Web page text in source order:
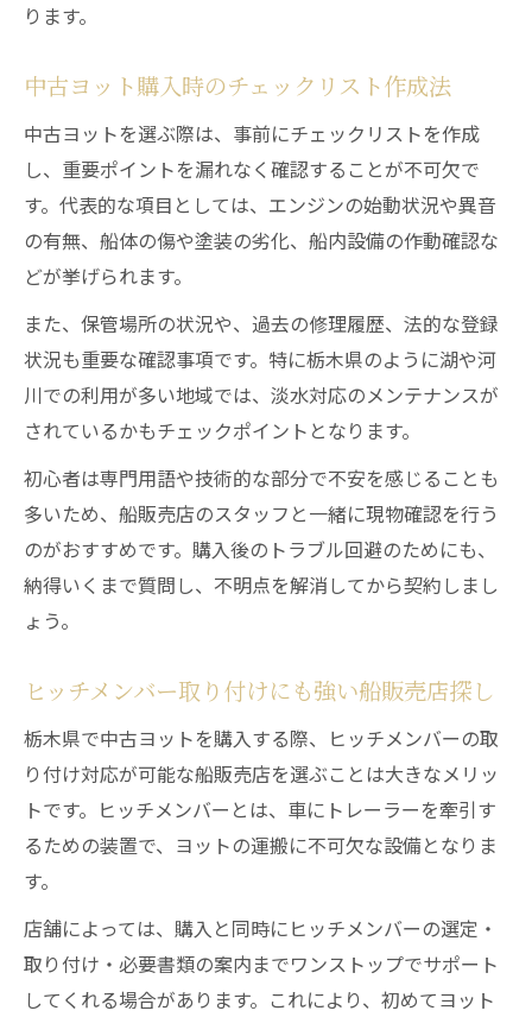
ります。
中古ヨット購入時のチェックリスト作成法
中古ヨットを選ぶ際は、事前にチェックリストを作成
し、重要ポイントを漏れなく確認することが不可欠で
す。代表的な項目としては、エンジンの始動状況や異音
の有無、船体の傷や塗装の劣化、船内設備の作動確認な
どが挙げられます。
また、保管場所の状況や、過去の修理履歴、法的な登録
状況も重要な確認事項です。特に栃木県のように湖や河
川での利用が多い地域では、淡水対応のメンテナンスが
されているかもチェックポイントとなります。
初心者は専門用語や技術的な部分で不安を感じることも
多いため、船販売店のスタッフと一緒に現物確認を行う
のがおすすめです。購入後のトラブル回避のためにも、
納得いくまで質問し、不明点を解消してから契約しまし
ょう。
ヒッチメンバー取り付けにも強い船販売店探し
栃木県で中古ヨットを購入する際、ヒッチメンバーの取
り付け対応が可能な船販売店を選ぶことは大きなメリッ
トです。ヒッチメンバーとは、車にトレーラーを牽引す
るための装置で、ヨットの運搬に不可欠な設備となりま
す。
店舗によっては、購入と同時にヒッチメンバーの選定・
取り付け・必要書類の案内までワンストップでサポート
してくれる場合があります。これにより、初めてヨット